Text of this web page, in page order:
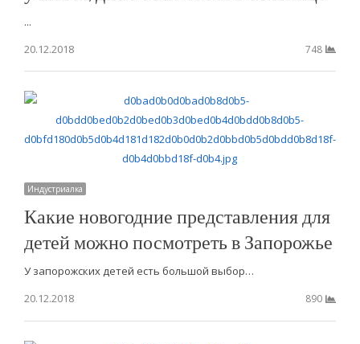
...
20.12.2018
748
Индустриалка
Какие новогодние представления для
детей можно посмотреть в Запорожье
У запорожских детей есть большой выбор…
20.12.2018
890